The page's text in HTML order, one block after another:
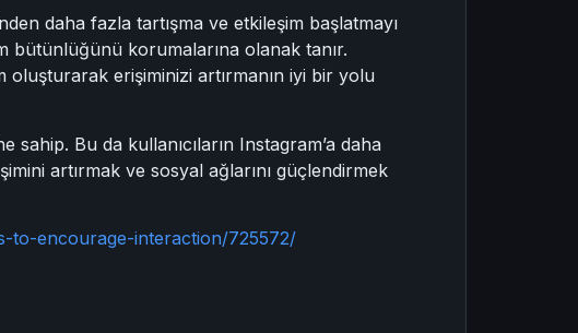
daha fazla tartışma ve etkileşim başlatmayı
bütünlüğünü korumalarına olanak tanır.
erişiminizi artırmanın iyi bir yolu
Bu da kullanıcıların Instagram’a daha
artırmak ve sosyal ağlarını güçlendirmek
to-encourage-interaction/725572/